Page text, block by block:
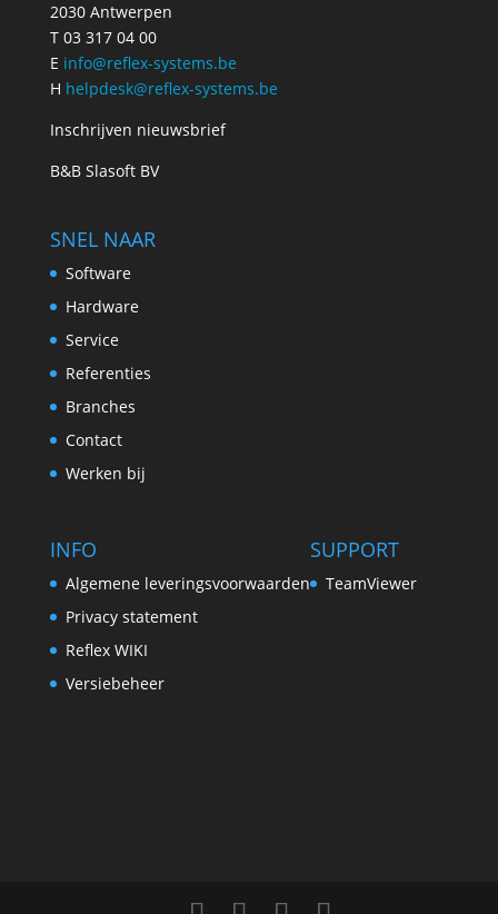
2030 Antwerpen
T 03 317 04 00
E info@reflex-systems.be
H helpdesk@reflex-systems.be
Inschrijven nieuwsbrief
B&B Slasoft BV
SNEL NAAR
Software
Hardware
Service
Referenties
Branches
Contact
Werken bij
INFO
Algemene leveringsvoorwaarden
Privacy statement
Reflex WIKI
Versiebeheer
SUPPORT
TeamViewer